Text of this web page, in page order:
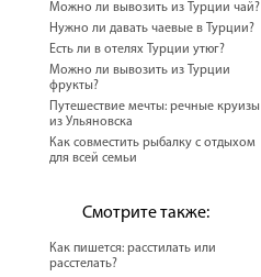
Можно ли вывозить из Турции чай?
Нужно ли давать чаевые в Турции?
Есть ли в отелях Турции утюг?
Можно ли вывозить из Турции
фрукты?
Путешествие мечты: речные круизы
из Ульяновска
Как совместить рыбалку с отдыхом
для всей семьи
Смотрите также:
Как пишется: расстилать или
расстелать?